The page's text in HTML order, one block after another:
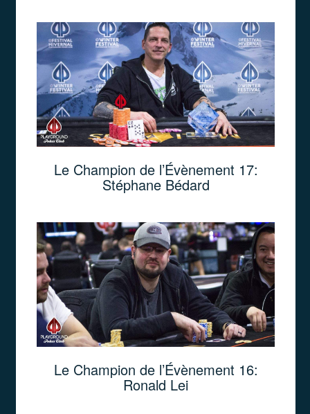
Le Champion de l’Évènement 17:
Stéphane Bédard
Le Champion de l’Évènement 16:
Ronald Lei